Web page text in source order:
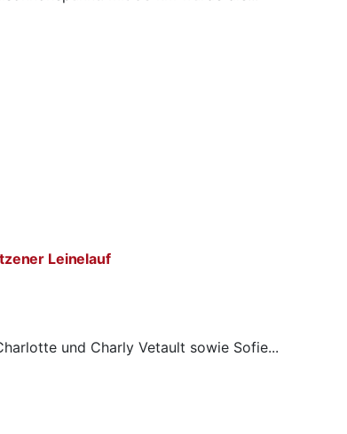
Leinelauf
und Charly Vetault sowie Sofie...